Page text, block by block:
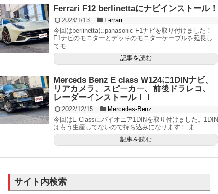
Ferrari F12 berlinettaにナビインストール！
2023/1/13
Ferrari
今回はberlinettaにpanasonic F1ナビを取り付けました！
F1ナビのモニターとデッキのモニターケーブルを延長し
てモ...
記事を読む
Merceds Benz E class W124に1DINナビ、
リアカメラ、スピーカー、前後ドラレコ、
レーダーインストール！！
2022/12/15
Mercedes-Benz
今回はE Classにパイオニア1DINを取り付けました。1DIN
はもう生産してないので持ち込みになります！ ま...
記事を読む
サイト内検索